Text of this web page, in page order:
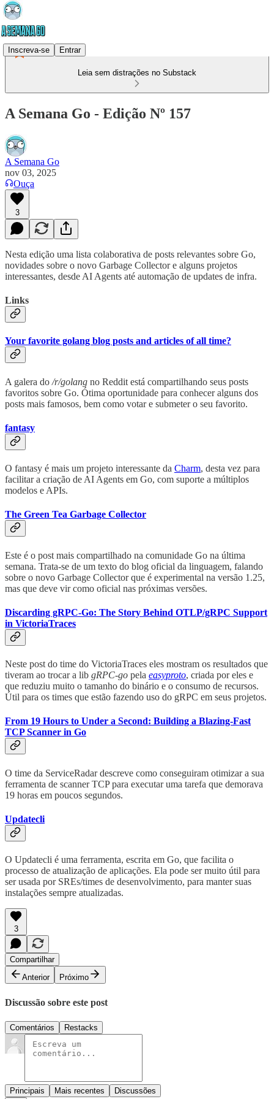
Inscreva-se Entrar
Leia sem distrações no Substack
A Semana Go - Edição Nº 157
A Semana Go
nov 03, 2025
Ouça
3
Nesta edição uma lista colaborativa de posts relevantes sobre Go,
novidades sobre o novo Garbage Collector e alguns projetos
interessantes, desde AI Agents até automação de updates de infra.
Links
Your favorite golang blog posts and articles of all time?
A galera do /r/golang no Reddit está compartilhando seus posts
favoritos sobre Go. Ótima oportunidade para conhecer alguns dos
posts mais famosos, bem como votar e submeter o seu favorito.
fantasy
O fantasy é mais um projeto interessante da Charm, desta vez para
facilitar a criação de AI Agents em Go, com suporte a múltiplos
modelos e APIs.
The Green Tea Garbage Collector
Este é o post mais compartilhado na comunidade Go na última
semana. Trata-se de um texto do blog oficial da linguagem, falando
sobre o novo Garbage Collector que é experimental na versão 1.25,
mas que deve vir como oficial nas próximas versões.
Discarding gRPC-Go: The Story Behind OTLP/gRPC Support
in VictoriaTraces
Neste post do time do VictoriaTraces eles mostram os resultados que
tiveram ao trocar a lib gRPC-go pela easyproto, criada por eles e
que reduziu muito o tamanho do binário e o consumo de recursos.
Útil para os times que estão fazendo uso do gRPC em seus projetos.
From 19 Hours to Under a Second: Building a Blazing-Fast
TCP Scanner in Go
O time da ServiceRadar descreve como conseguiram otimizar a sua
ferramenta de scanner TCP para executar uma tarefa que demorava
19 horas em poucos segundos.
Updatecli
O Updatecli é uma ferramenta, escrita em Go, que facilita o
processo de atualização de aplicações. Ela pode ser muito útil para
ser usada por SREs/times de desenvolvimento, para manter suas
instalações sempre atualizadas.
3
Compartilhar
Anterior
Próximo
Discussão sobre este post
Comentários Restacks
Principais Mais recentes Discussões